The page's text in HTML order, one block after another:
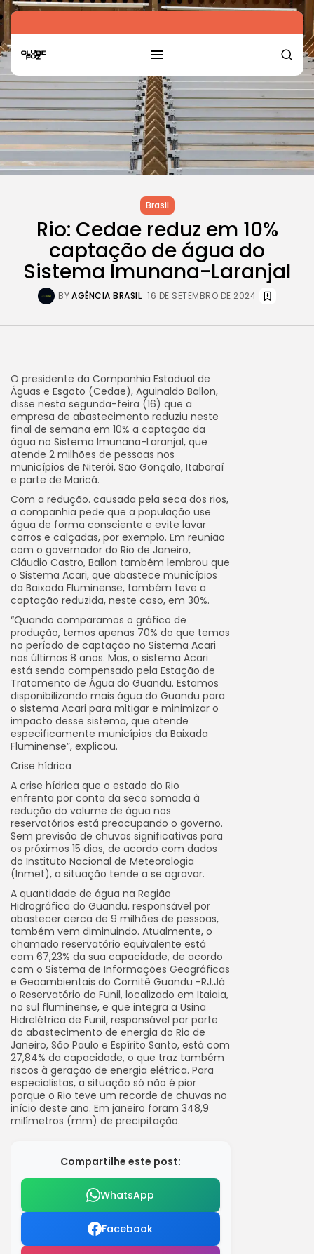
Brasil
Rio: Cedae reduz em 10%
captação de água do
Sistema Imunana-Laranjal
BYAGÊNCIA BRASIL 16 DE SETEMBRO DE 2024
O presidente da Companhia Estadual de
Águas e Esgoto (Cedae), Aguinaldo Ballon,
disse nesta segunda-feira (16) que a
empresa de abastecimento reduziu neste
final de semana em 10% a captação da
água no Sistema Imunana-Laranjal, que
atende 2 milhões de pessoas nos
municípios de Niterói, São Gonçalo, Itaboraí
e parte de Maricá.
Com a redução. causada pela seca dos rios,
a companhia pede que a população use
água de forma consciente e evite lavar
carros e calçadas, por exemplo. Em reunião
com o governador do Rio de Janeiro,
Cláudio Castro, Ballon também lembrou que
o Sistema Acari, que abastece municípios
da Baixada Fluminense, também teve a
captação reduzida, neste caso, em 30%.
“Quando comparamos o gráfico de
produção, temos apenas 70% do que temos
no período de captação no Sistema Acari
nos últimos 8 anos. Mas, o sistema Acari
está sendo compensado pela Estação de
Tratamento de Água do Guandu. Estamos
disponibilizando mais água do Guandu para
o sistema Acari para mitigar e minimizar o
impacto desse sistema, que atende
especificamente municípios da Baixada
Fluminense”, explicou.
Crise hídrica
A crise hídrica que o estado do Rio
enfrenta por conta da seca somada à
redução do volume de água nos
reservatórios está preocupando o governo.
Sem previsão de chuvas significativas para
os próximos 15 dias, de acordo com dados
do Instituto Nacional de Meteorologia
(Inmet), a situação tende a se agravar.
A quantidade de água na Região
Hidrográfica do Guandu, responsável por
abastecer cerca de 9 milhões de pessoas,
também vem diminuindo. Atualmente, o
chamado reservatório equivalente está
com 67,23% da sua capacidade, de acordo
com o Sistema de Informações Geográficas
e Geoambientais do Comitê Guandu -RJ.Já
o Reservatório do Funil, localizado em Itaiaia,
no sul fluminense, e que integra a Usina
Hidrelétrica de Funil, responsável por parte
do abastecimento de energia do Rio de
Janeiro, São Paulo e Espírito Santo, está com
27,84% da capacidade, o que traz também
riscos à geração de energia elétrica. Para
especialistas, a situação só não é pior
porque o Rio teve um recorde de chuvas no
início deste ano. Em janeiro foram 348,9
milímetros (mm) de precipitação.
Compartilhe este post:
WhatsApp
Facebook